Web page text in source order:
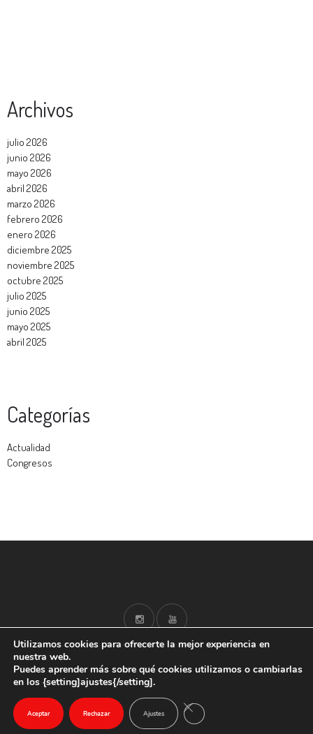
Archivos
julio 2026
junio 2026
mayo 2026
abril 2026
marzo 2026
febrero 2026
enero 2026
diciembre 2025
noviembre 2025
octubre 2025
julio 2025
junio 2025
mayo 2025
abril 2025
Categorías
Actualidad
Congresos
© 2025.
Utilizamos cookies para ofrecerte la mejor experiencia en
nuestra web.
Puedes aprender más sobre qué cookies utilizamos o cambiarlas
en los {setting]ajustes{/setting].
Aceptar Rechazar Ajustes CERRAR EL BANNER DE